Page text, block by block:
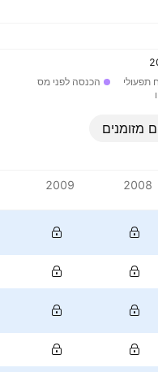
תפעולי
הכנסה לפני מס
מזומנים
2008
2009